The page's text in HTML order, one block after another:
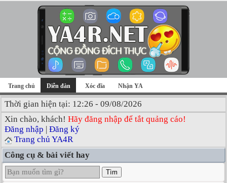
Trang chủ Diễn đàn Xóc đĩa Nhận YA
Thời gian hiện tại: 12:26 - 09/08/2026
Xin chào, khách! Hãy đăng nhập để tắt quảng cáo!
Đăng nhập | Đăng ký
Trang chủ YA4R
Công cụ & bài viết hay
Tìm